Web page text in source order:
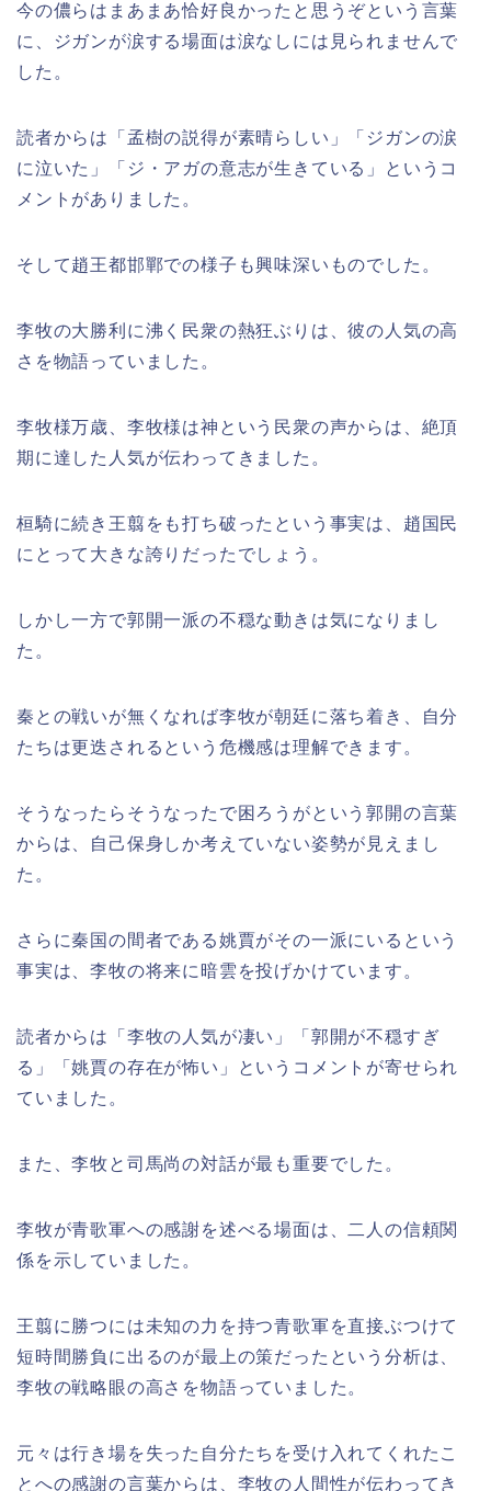
今の儂らはまあまあ恰好良かったと思うぞという言葉
に、ジガンが涙する場面は涙なしには見られませんで
した。
読者からは「孟樹の説得が素晴らしい」「ジガンの涙
に泣いた」「ジ・アガの意志が生きている」というコ
メントがありました。
そして趙王都邯鄲での様子も興味深いものでした。
李牧の大勝利に沸く民衆の熱狂ぶりは、彼の人気の高
さを物語っていました。
李牧様万歳、李牧様は神という民衆の声からは、絶頂
期に達した人気が伝わってきました。
桓騎に続き王翦をも打ち破ったという事実は、趙国民
にとって大きな誇りだったでしょう。
しかし一方で郭開一派の不穏な動きは気になりまし
た。
秦との戦いが無くなれば李牧が朝廷に落ち着き、自分
たちは更迭されるという危機感は理解できます。
そうなったらそうなったで困ろうがという郭開の言葉
からは、自己保身しか考えていない姿勢が見えまし
た。
さらに秦国の間者である姚賈がその一派にいるという
事実は、李牧の将来に暗雲を投げかけています。
読者からは「李牧の人気が凄い」「郭開が不穏すぎ
る」「姚賈の存在が怖い」というコメントが寄せられ
ていました。
また、李牧と司馬尚の対話が最も重要でした。
李牧が青歌軍への感謝を述べる場面は、二人の信頼関
係を示していました。
王翦に勝つには未知の力を持つ青歌軍を直接ぶつけて
短時間勝負に出るのが最上の策だったという分析は、
李牧の戦略眼の高さを物語っていました。
元々は行き場を失った自分たちを受け入れてくれたこ
とへの感謝の言葉からは、李牧の人間性が伝わってき